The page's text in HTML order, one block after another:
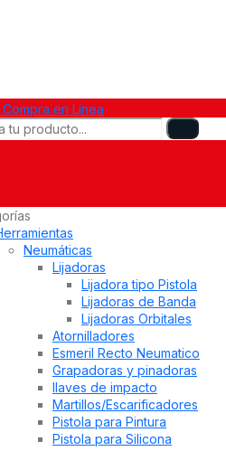
Neumáticas
Lijadoras
Lijadora tipo Pistola
Lijadoras de Banda
Lijadoras Orbitales
Atornilladores
Esmeril Recto Neumatico
Grapadoras y pinadoras
llaves de impacto
Martillos/Escarificadores
Pistola para Pintura
Pistola para Silicona